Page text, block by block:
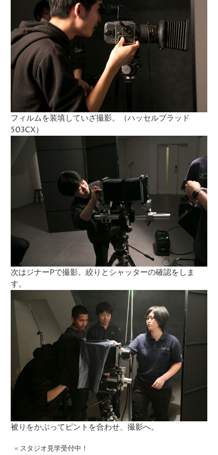
フィルムを装填していざ撮影。（ハッセルブラッド
503CX）
次はジナーPで撮影。絞りとシャッターの確認をしま
す。
被りをかぶってピントを合わせ、撮影へ。
« スタジオ見学受付中！